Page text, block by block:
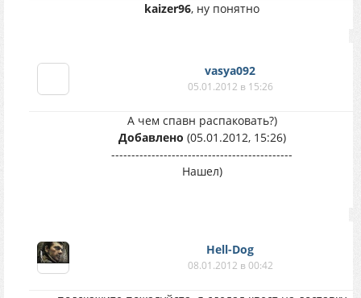
kaizer96, ну понятно
vasya092
05.01.2012 в 15:26
А чем спавн распаковать?)
Добавлено (05.01.2012, 15:26)
---------------------------------------------
Нашел)
Hell-Dog
08.01.2012 в 00:42